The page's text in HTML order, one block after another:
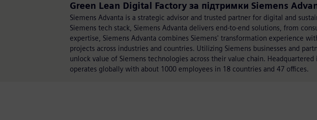
Green Lean Digital Factory за підтримки Siemens
Siemens Advanta is a strategic advisor and trusted partner for digital and
Siemens tech stack, Siemens Advanta delivers end-to-end solutions, from
expertise, Siemens Advanta combines Siemens' transformation experience
projects across industries and countries. Utilizing Siemens businesses and
unlock value of Siemens technologies across their value chain.
operates globally with about 1000 employees in 18 countries and 47 offices.